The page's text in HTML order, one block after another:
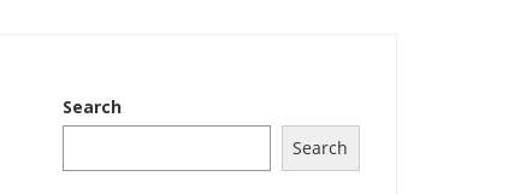
Search
Search